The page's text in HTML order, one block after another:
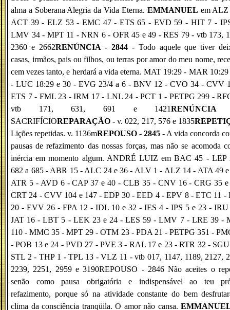
alma a Soberana Alegria da Vida Eterna. EMMANUEL em
ACT 39 - ELZ 53 - EMC 47 - ETS 65 - EVD 59 - HIT 7 -
LMV 34 - MPT 11 - NRN 6 - OFR 45 e 49 - RES 79 - vtb 173,
2360 e 2662RENÚNCIA -2844 - Todo aquele que tiver
casas, irmãos, pais ou filhos, ou terras por amor do meu nome,
cem vezes tanto, e herdará a vida eterna. MAT 19:29 - MAR 10:29
- LUC 18:29 e 30 - EVG 23/4 a 6 - BNV 12 - CVO 34 - CVV
ETS 7 - FML 23 - IRM 17 - LNL 24 - PCT 1 - PETPG 299 -
vtb 171, 631, 691 e 1421
SACRIFÍCIOREPARAÇÃO - v. 022, 217, 576 e 1835
Lições repetidas. v. 1136mREPOUSO - 2845 - A vida concorda
pausas de refazimento das nossas forças, mas não se acomoda
inércia em momento algum. ANDRÉ LUIZ em BAC 45 - LEP
682 a 685 - ABR 15 - ALC 24 e 36 - ALV 1 - ALZ 14 - ATA 49
ATR 5 - AVD 6 - CAP 37 e 40 - CLB 35 - CNV 16 - CRG 35 e
CRT 24 - CVV 104 e 147 - EDP 30 - EED 4 - EPV 8 - ETC 11 -
20 - EVV 26 - FPA 12 - IDL 10 e 32 - IES 4 - IPS 5 e 23 -
JAT 16 - LBT 5 - LEK 23 e 24 - LES 59 - LMV 7 - LRE 39 -
110 - MMC 35 - MPT 29 - OTM 23 - PDA 21 - PETPG 351 -
- POB 13 e 24 - PVD 27 - PVE 3 - RAL 17 e 23 - RTR 32 -
STL 2 - THP 1 - TPL 13 - VLZ 11 - vtb 017, 1147, 1189, 2127,
2239, 2251, 2959 e 3190REPOUSO - 2846 Não aceites o
senão como pausa obrigatória e indispensável ao teu
refazimento, porque só na atividade constante do bem
clima da consciência tranqüila. O amor não cansa.